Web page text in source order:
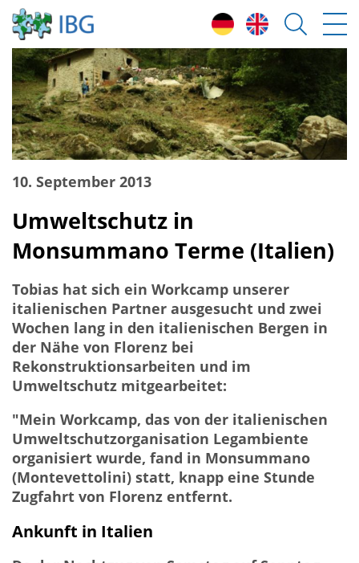
10. September 2013
Umweltschutz in
Monsummano Terme (Italien)
Tobias hat sich ein Workcamp unserer
italienischen Partner ausgesucht und zwei
Wochen lang in den italienischen Bergen in
der Nähe von Florenz bei
Rekonstruktionsarbeiten und im
Umweltschutz mitgearbeitet:
"Mein Workcamp, das von der italienischen
Umweltschutzorganisation Legambiente
organisiert wurde, fand in Monsummano
(Montevettolini) statt, knapp eine Stunde
Zugfahrt von Florenz entfernt.
Ankunft in Italien